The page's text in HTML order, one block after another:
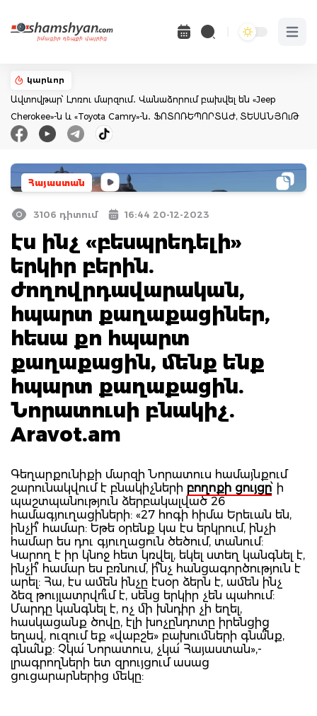
Open
կարևոր
Ավտովթար՝ Լոռու մարզում․ Վանաձորում բախվել են «Jeep
Cherokee»-ն և «Toyota Camry»-ն․ ՖՈՏՈՌԵՊՈՐՏԱԺ, ՏԵՍԱՆՅՈւԹ
Հայաստան
3106 դիտում 16:44 20-12-2023
էս ինչ «բեսպրեդելի»
երկիր բերին.
ժողովրդավարական,
հպարտ քաղաքացիներ,
հեսա քո հպարտ
քաղաքացին, մենք ենք
հպարտ քաղաքացին.
Նորատուսի բնակիչ.
Aravot.am
Գեղարքունիքի մարզի Նորատուս համայնքում
շարունակվում է բնակիչների բողոքի ցույցը՝ ի
պաշտպանություն ձերբակալված 26
համագյուղացիների: «27 հոգի հիմա Երեւան են,
ինչի՞ համար: Եթե օրենք կա էս երկրում, ինչի
համար ես դու գյուղացուն ծեծում, տանում:
Կարող է իր կնոջ հետ կռվել, եկել ստեղ կանգնել է,
ինչի՞ համար ես բռնում, ի՞նչ հանցագործություն է
արել: Հա, էս ամեն ինչը էսօր ձերն է, ամեն ինչ
ձեզ թույլատրվո՞ւմ է, սենց երկիր չեն պահում:
Մարդը կանգնել է, ոչ մի խնդիր չի եղել,
հասկացանք ծովը, էլի խոչընդոտը իրենցից
եղավ, ուզում եք «վաբշե» բախումների գնա՞նք,
գնա՛նք: Չկա՛ Նորատուս, չկա՛ Հայաստան»,-
լրագրողների ետ զրույցում ասաց
ցուցարարներից մեկը: